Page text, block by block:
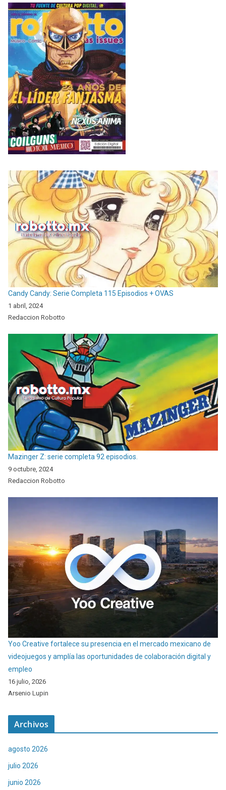
Candy Candy: Serie Completa 115 Episodios + OVAS
1 abril, 2024
Redaccion Robotto
Mazinger Z: serie completa 92 episodios.
9 octubre, 2024
Redaccion Robotto
Yoo Creative fortalece su presencia en el mercado mexicano de
videojuegos y amplía las oportunidades de colaboración digital y
empleo
16 julio, 2026
Arsenio Lupin
Archivos
agosto 2026
julio 2026
junio 2026